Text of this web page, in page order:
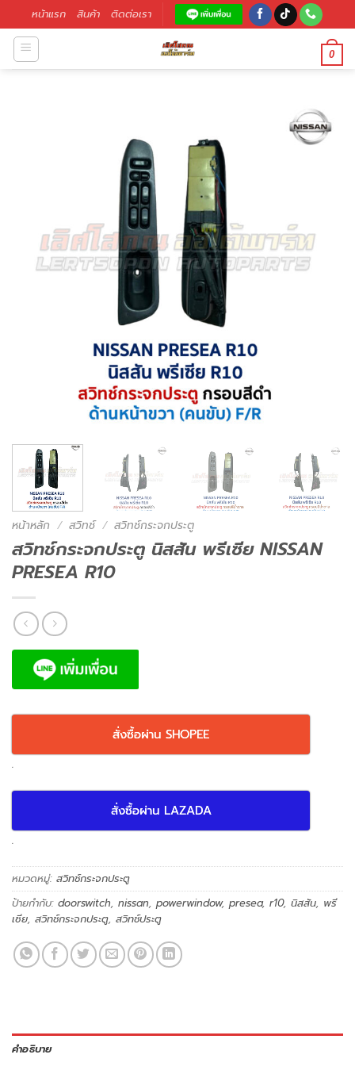
หน้าแรก สินค้า ติดต่อเรา
0
หน้าหลัก / สวิทช์ / สวิทช์กระจกประตู
สวิทช์กระจกประตู นิสสัน พรีเซีย NISSAN
PRESEA R10
สั่งซื้อผ่าน SHOPEE
.
สั่งซื้อผ่าน LAZADA
.
หมวดหมู่: สวิทช์กระจกประตู
ป้ายกำกับ: doorswitch, nissan, powerwindow, presea, r10, นิสสัน, พรี
เซีย, สวิทช์กระจกประตู, สวิทช์ประตู
คำอธิบาย